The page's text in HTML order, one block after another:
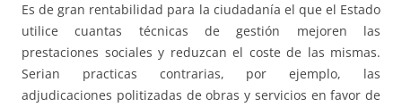
Es de gran rentabilidad para la ciudadanía el que el Estado
utilice cuantas técnicas de gestión mejoren las
prestaciones sociales y reduzcan el coste de las mismas.
Serian practicas contrarias, por ejemplo, las
adjudicaciones politizadas de obras y servicios en favor de